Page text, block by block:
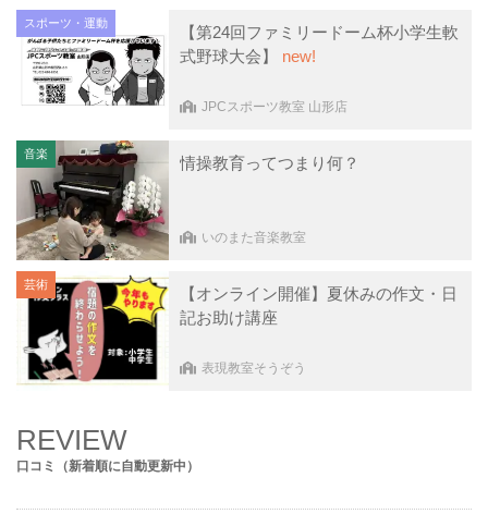
スポーツ・運動
【第24回ファミリードーム杯小学生軟
式野球大会】 new!
JPCスポーツ教室 山形店
音楽 情操教育ってつまり何？
いのまた音楽教室
芸術
【オンライン開催】夏休みの作文・日
記お助け講座
表現教室そうぞう
REVIEW
口コミ（新着順に自動更新中）